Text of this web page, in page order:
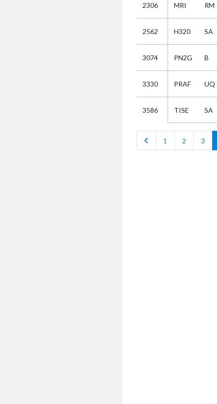
2306 MRI RM
2562 H320 SA
3074 PN2G B
3330 PRAF UQ
3586 TISE SA
chevron_left 1 2 3